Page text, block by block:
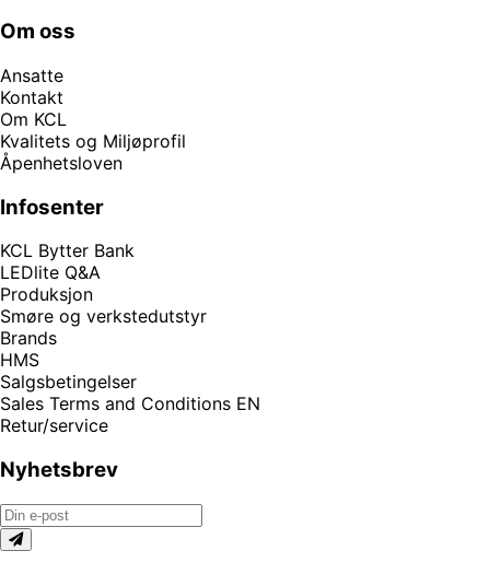
Om oss
Ansatte
Kontakt
Om KCL
Kvalitets og Miljøprofil
Åpenhetsloven
Infosenter
KCL Bytter Bank
LEDlite Q&A
Produksjon
Smøre og verkstedutstyr
Brands
HMS
Salgsbetingelser
Sales Terms and Conditions EN
Retur/service
Nyhetsbrev